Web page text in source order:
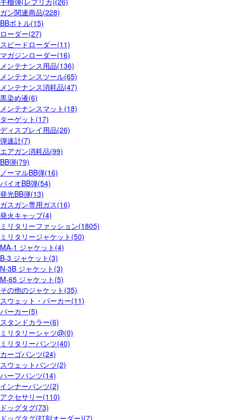
ガン関連商品(228)
BBボトル(15)
ローダー(27)
スピードローダー(11)
マガジンローダー(16)
メンテナンス用品(136)
メンテナンスツール(65)
メンテナンス消耗品(47)
黒染め液(6)
メンテナンスマット(18)
ターゲット(17)
ディスプレイ用品(26)
弾速計(7)
エアガン消耗品(99)
BB弾(79)
ノーマルBB弾(16)
バイオBB弾(54)
発光BB弾(13)
ガスガン専用ガス(16)
発火キャップ(4)
ミリタリーファッション(1805)
ミリタリージャケット(50)
MA-1 ジャケット(4)
B-3 ジャケット(3)
N-3B ジャケット(3)
M-65 ジャケット(5)
その他のジャケット(35)
スウェット・パーカー(11)
パーカー(5)
スタンドカラー(6)
ミリタリーシャツ@(0)
ミリタリーパンツ(40)
カーゴパンツ(24)
スウェットパンツ(2)
ハーフパンツ(14)
インナーパンツ(2)
アクセサリー(110)
ドッグタグ(73)
ドッグタグ(打刻オーダー)(7)